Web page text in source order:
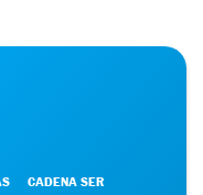
CADENA SER